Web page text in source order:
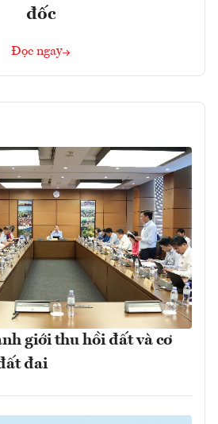
đốc
Đọc ngay
giới thu hồi đất và cơ
đai